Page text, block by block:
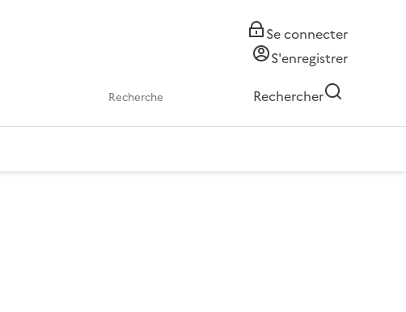
Se connecter
S'enregistrer
Rechercher